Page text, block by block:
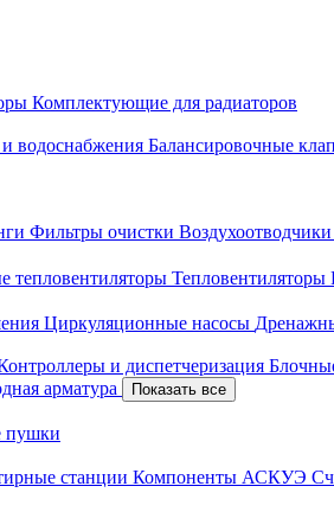
Комплектующие для радиаторов
водоснабжения Балансировочные
Фильтры очистки Воздухоотводчики
тепловентиляторы Тепловентиляторы
Циркуляционные насосы
и диспетчеризация
арматура Показать все
пушки
станции Компоненты АСКУЭ